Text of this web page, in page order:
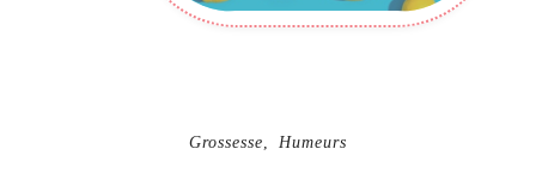
Grossesse, Humeurs